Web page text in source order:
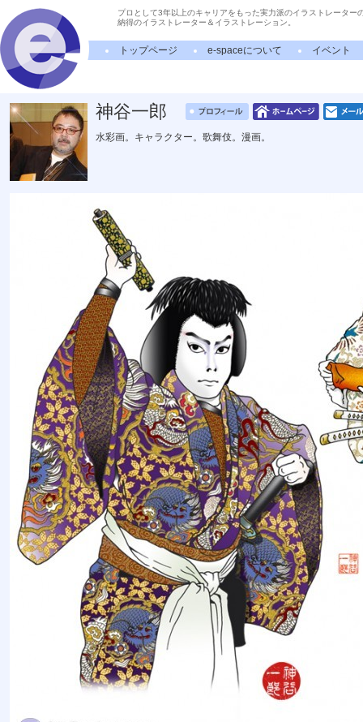
プロとして3年以上のキャリアをもった実力派のイラストレーター
納得のイラストレーター＆イラストレーション。
トップページ e-spaceについて イベント
神谷一郎
水彩画。キャラクター。歌舞伎。漫画。